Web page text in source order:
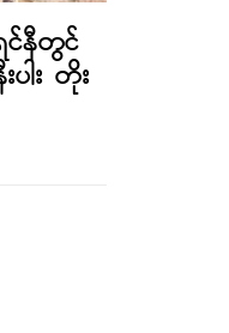
င်နီတွင်
ါး တိုး